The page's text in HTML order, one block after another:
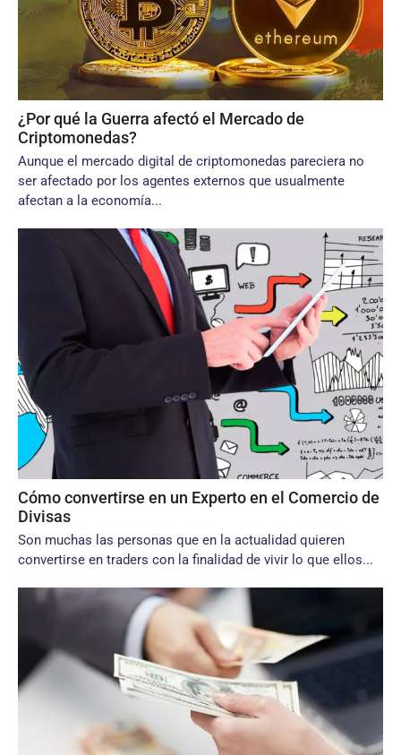
¿Por qué la Guerra afectó el Mercado de
Criptomonedas?
Aunque el mercado digital de criptomonedas pareciera no
ser afectado por los agentes externos que usualmente
afectan a la economía...
Cómo convertirse en un Experto en el Comercio de
Divisas
Son muchas las personas que en la actualidad quieren
convertirse en traders con la finalidad de vivir lo que ellos...